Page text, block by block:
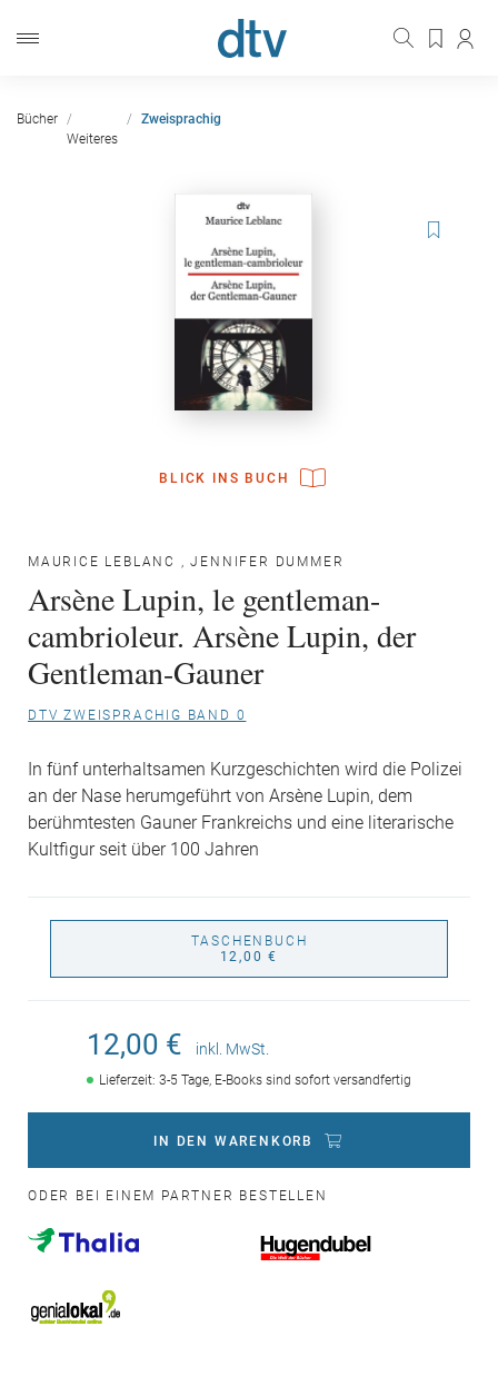
Bücher
Weiteres
Zweisprachig
BLICK INS BUCH
MAURICE LEBLANC ,JENNIFER DUMMER
Arsène Lupin, le gentleman-
cambrioleur. Arsène Lupin, der
Gentleman-Gauner
DTV ZWEISPRACHIG BAND 0
In fünf unterhaltsamen Kurzgeschichten wird die Polizei
an der Nase herumgeführt von Arsène Lupin, dem
berühmtesten Gauner Frankreichs und eine literarische
Kultfigur seit über 100 Jahren
TASCHENBUCH
12,00 €
12,00 € inkl. MwSt.
Lieferzeit: 3-5 Tage, E-Books sind sofort versandfertig
IN DEN WARENKORB
ODER BEI EINEM PARTNER BESTELLEN